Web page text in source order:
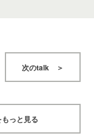
次のtalk ＞
っと見る